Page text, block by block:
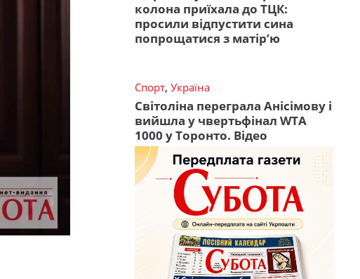
колона приїхала до ТЦК:
просили відпустити сина
попрощатися з матір’ю
Спорт, Україна
Світоліна переграла Анісімову і
вийшла у чвертьфінал WTA
1000 у Торонто. Відео